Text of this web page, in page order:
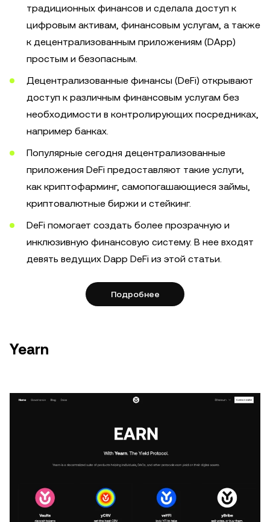
традиционных финансов и сделала доступ к
цифровым активам, финансовым услугам, а также
к децентрализованным приложениям (DApp)
простым и безопасным.
Децентрализованные финансы (DeFi) открывают
доступ к различным финансовым услугам без
необходимости в контролирующих посредниках,
например банках.
Популярные сегодня децентрализованные
приложения DeFi предоставляют такие услуги,
как криптофарминг, самопогашающиеся займы,
криптовалютные биржи и стейкинг.
DeFi помогает создать более прозрачную и
инклюзивную финансовую систему. В нее входят
девять ведущих Dapp DeFi из этой статьи.
Подробнее
Yearn